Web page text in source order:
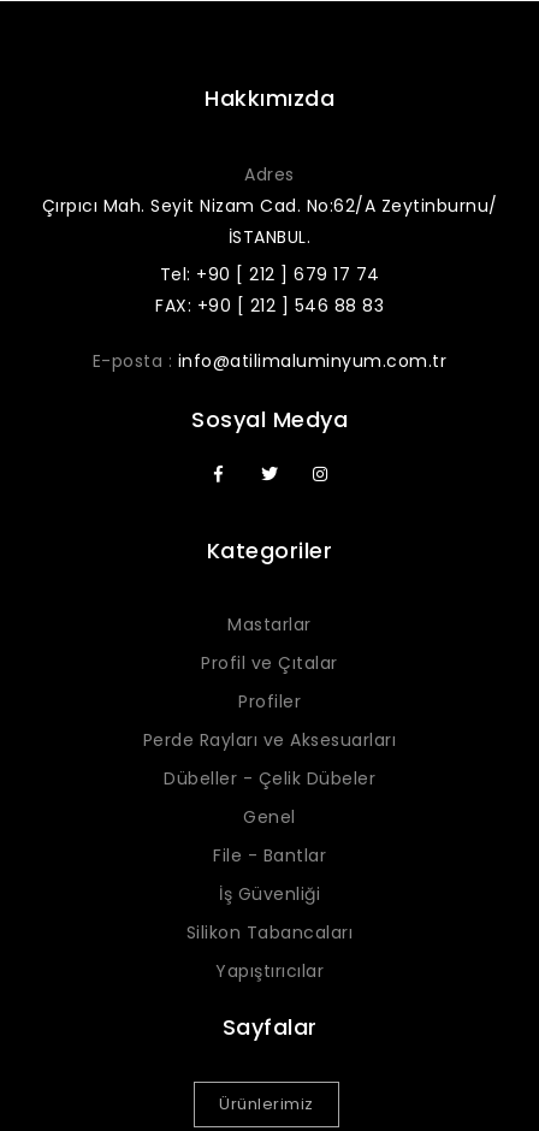
Hakkımızda
Adres
Çırpıcı Mah. Seyit Nizam Cad. No:62/A Zeytinburnu/
İSTANBUL.
Tel: +90 [ 212 ] 679 17 74
FAX: +90 [ 212 ] 546 88 83
E-posta : info@atilimaluminyum.com.tr
Sosyal Medya
Kategoriler
Mastarlar
Profil ve Çıtalar
Profiler
Perde Rayları ve Aksesuarları
Dübeller - Çelik Dübeler
Genel
File - Bantlar
İş Güvenliği
Silikon Tabancaları
Yapıştırıcılar
Sayfalar
Ürünlerimiz